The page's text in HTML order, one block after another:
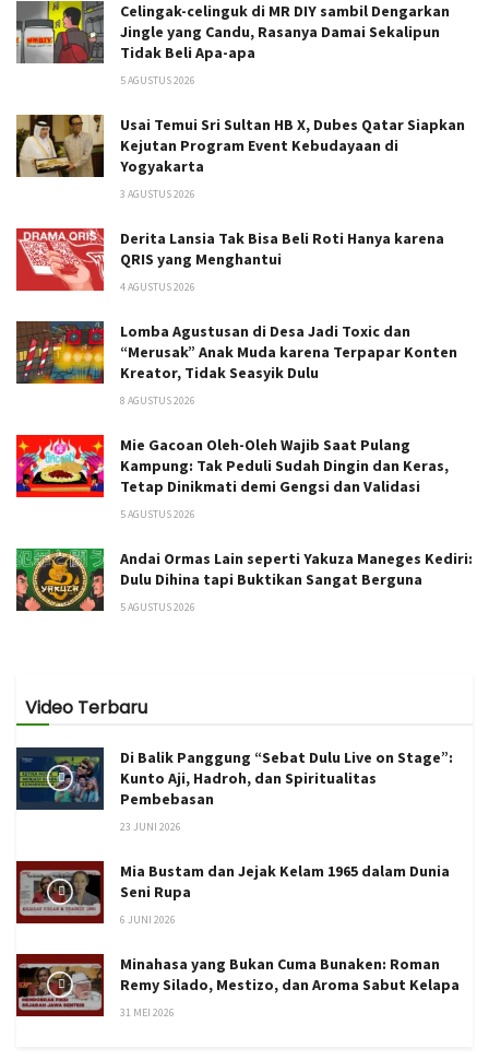
Celingak-celinguk di MR DIY sambil Dengarkan
Jingle yang Candu, Rasanya Damai Sekalipun
Tidak Beli Apa-apa
5 AGUSTUS 2026
Usai Temui Sri Sultan HB X, Dubes Qatar Siapkan
Kejutan Program Event Kebudayaan di
Yogyakarta
3 AGUSTUS 2026
Derita Lansia Tak Bisa Beli Roti Hanya karena
QRIS yang Menghantui
4 AGUSTUS 2026
Lomba Agustusan di Desa Jadi Toxic dan
“Merusak” Anak Muda karena Terpapar Konten
Kreator, Tidak Seasyik Dulu
8 AGUSTUS 2026
Mie Gacoan Oleh-Oleh Wajib Saat Pulang
Kampung: Tak Peduli Sudah Dingin dan Keras,
Tetap Dinikmati demi Gengsi dan Validasi
5 AGUSTUS 2026
Andai Ormas Lain seperti Yakuza Maneges Kediri:
Dulu Dihina tapi Buktikan Sangat Berguna
5 AGUSTUS 2026
Video Terbaru
Di Balik Panggung “Sebat Dulu Live on Stage”:
Kunto Aji, Hadroh, dan Spiritualitas
Pembebasan
23 JUNI 2026
Mia Bustam dan Jejak Kelam 1965 dalam Dunia
Seni Rupa
6 JUNI 2026
Minahasa yang Bukan Cuma Bunaken: Roman
Remy Silado, Mestizo, dan Aroma Sabut Kelapa
31 MEI 2026